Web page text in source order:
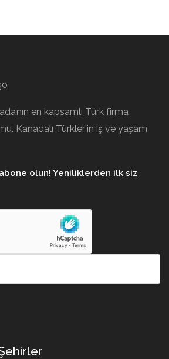
en kapsamlı Türk firma
Kanadalı Türkler’in iş ve yaşam
olun! Yeniliklerden ilk siz